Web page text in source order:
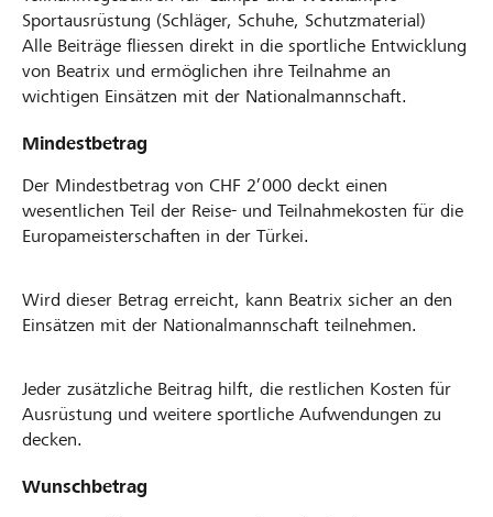
Sportausrüstung (Schläger, Schuhe, Schutzmaterial)
Alle Beiträge fliessen direkt in die sportliche Entwicklung
von Beatrix und ermöglichen ihre Teilnahme an
wichtigen Einsätzen mit der Nationalmannschaft.
Mindestbetrag
Der Mindestbetrag von CHF 2’000 deckt einen
wesentlichen Teil der Reise- und Teilnahme­kosten für die
Europameisterschaften in der Türkei.
Wird dieser Betrag erreicht, kann Beatrix sicher an den
Einsätzen mit der Nationalmannschaft teilnehmen.
Jeder zusätzliche Beitrag hilft, die restlichen Kosten für
Ausrüstung und weitere sportliche Aufwendungen zu
decken.
Wunschbetrag